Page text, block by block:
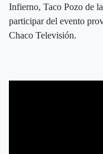
Infierno, Taco Pozo de
participar del evento
Chaco Televisión.